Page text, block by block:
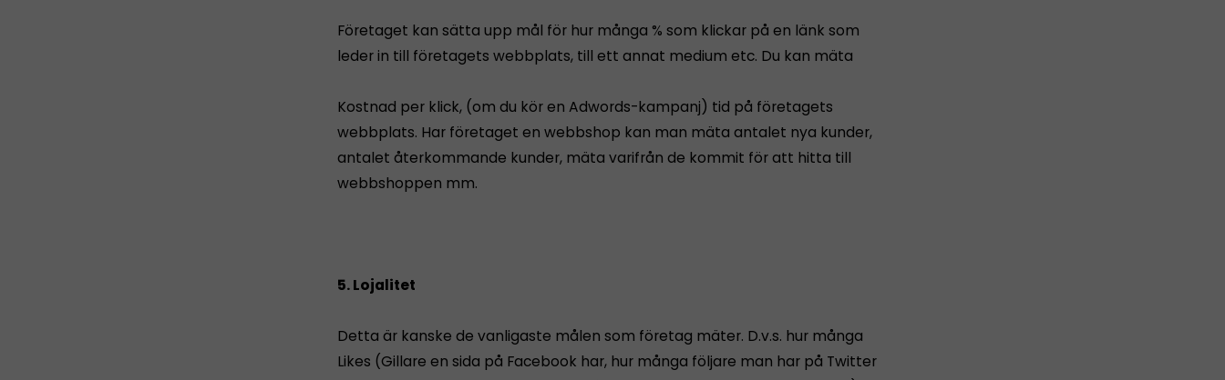
Företaget kan sätta upp mål för hur många % som klickar på en länk som
leder in till företagets webbplats, till ett annat medium etc. Du kan mäta
Kostnad per klick, (om du kör en Adwords-kampanj) tid på företagets
webbplats. Har företaget en webbshop kan man mäta antalet nya kunder,
antalet återkommande kunder, mäta varifrån de kommit för att hitta till
webbshoppen mm.
5. Lojalitet
Detta är kanske de vanligaste målen som företag mäter. D.v.s. hur många
Likes (Gillare en sida på Facebook har, hur många följare man har på Twitter